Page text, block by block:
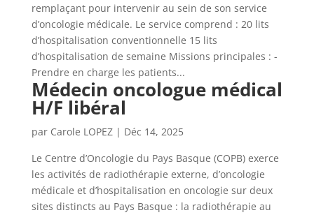
remplaçant pour intervenir au sein de son service
d’oncologie médicale. Le service comprend : 20 lits
d’hospitalisation conventionnelle 15 lits
d’hospitalisation de semaine Missions principales : -
Prendre en charge les patients...
Médecin oncologue médical
H/F libéral
par Carole LOPEZ| Déc 14, 2025
Le Centre d’Oncologie du Pays Basque (COPB) exerce
les activités de radiothérapie externe, d’oncologie
médicale et d’hospitalisation en oncologie sur deux
sites distincts au Pays Basque : la radiothérapie au